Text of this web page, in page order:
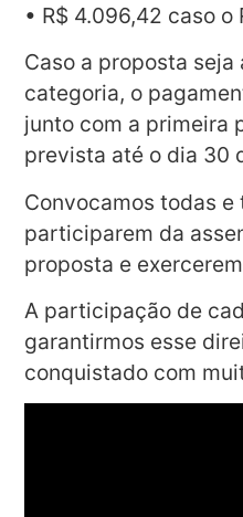
• R$ 4.096,42 caso o
Caso a proposta
categoria, o
junto com a primeira
prevista até o dia 30
Convocamos todas e
participarem da
proposta e
A participação de
garantirmos esse
conquistado com